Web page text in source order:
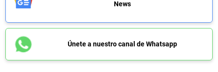
News
Únete a nuestro canal de Whatsapp